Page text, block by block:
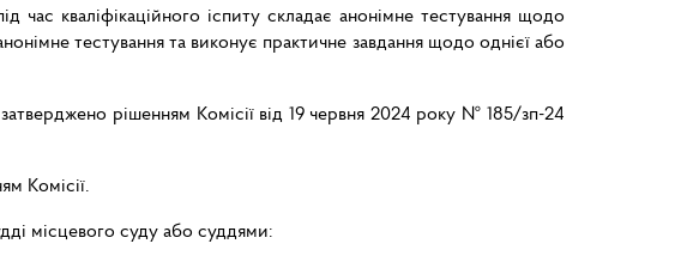
час кваліфікаційного іспиту складає анонімне тестування щодо
тестування та виконує практичне завдання щодо однієї або
рішенням Комісії від 19 червня 2024 року № 185/зп-24
Комісії.
місцевого суду або суддями: